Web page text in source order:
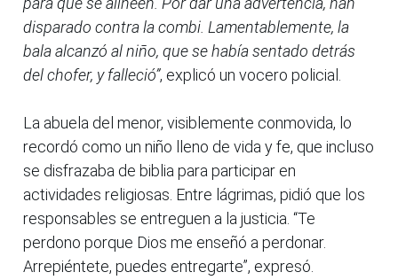
disparado contra la combi. Lamentablemente, la
bala alcanzó al niño, que se había sentado detrás
del chofer, y falleció”, explicó un vocero policial.
La abuela del menor, visiblemente conmovida, lo
recordó como un niño lleno de vida y fe, que incluso
se disfrazaba de biblia para participar en
actividades religiosas. Entre lágrimas, pidió que los
responsables se entreguen a la justicia. “Te
perdono porque Dios me enseñó a perdonar.
Arrepiéntete, puedes entregarte”, expresó.